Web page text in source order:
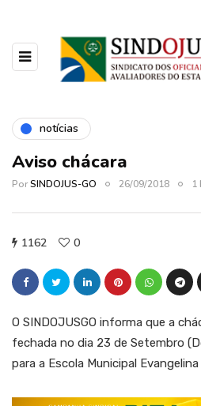
notícias
Aviso chácara
PorSINDOJUS-GO 26/09/2018 1
1162 0
O SINDOJUSGO informa que a
fechada no dia 23 de Setembro
para a Escola Municipal